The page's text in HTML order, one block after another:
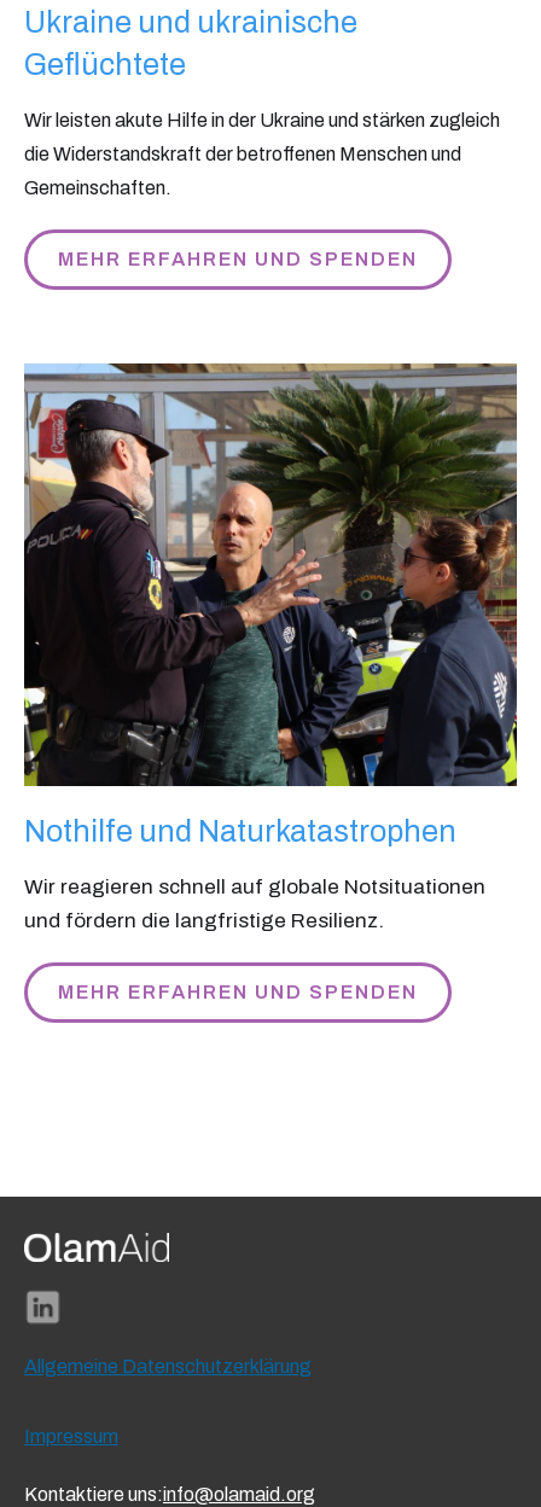
Ukraine und ukrainische
Geflüchtete
Wir leisten akute Hilfe in der Ukraine und stärken zugleich
die Widerstandskraft der betroffenen Menschen und
Gemeinschaften.
MEHR ERFAHREN UND SPENDEN
Nothilfe und Naturkatastrophen
Wir reagieren schnell auf globale Notsituationen
und fördern die langfristige Resilienz.
MEHR ERFAHREN UND SPENDEN
Allgemeine Datenschutzerklärung
Impressum
Kontaktiere uns:info@olamaid.org